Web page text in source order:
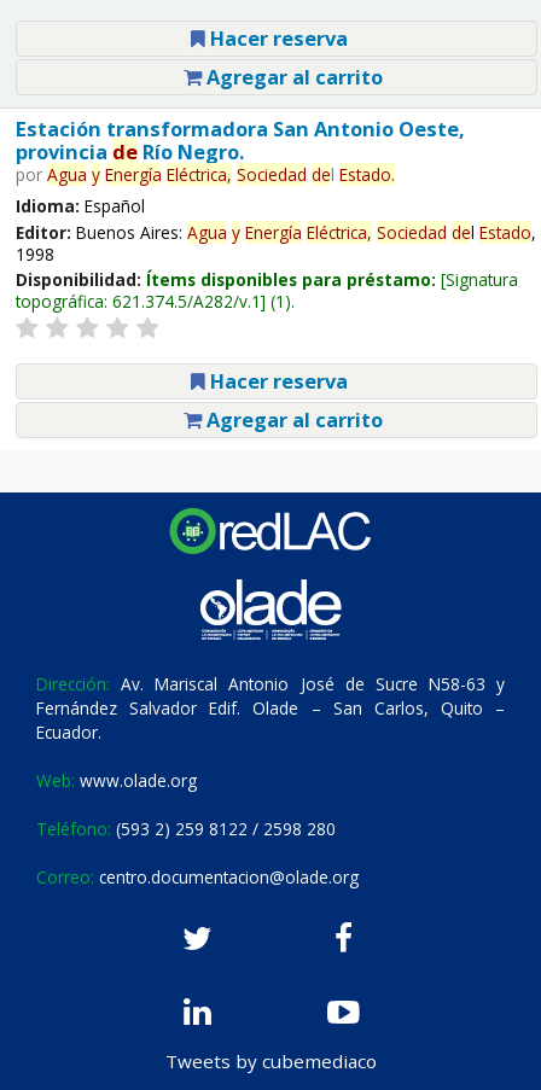
Hacer reserva
Agregar al carrito
Estación transformadora San Antonio Oeste,
provincia deRío Negro.
por Agua y Energía Eléctrica, Sociedad del Estado.
Idioma: Español
Editor: Buenos Aires: Agua y Energía Eléctrica, Sociedad del Estado,
1998
Disponibilidad: Ítems disponibles para préstamo: Signatura
topográfica: 621.374.5/A282/v.1 (1).
Hacer reserva
Agregar al carrito
Dirección: Av. Mariscal Antonio José de Sucre N58-63 y
Fernández Salvador Edif. Olade – San Carlos, Quito –
Ecuador.
Web: www.olade.org
Teléfono: (593 2) 259 8122 / 2598 280
Correo: centro.documentacion@olade.org
Tweets by cubemediaco